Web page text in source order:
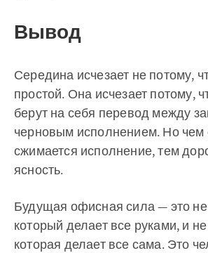
Вывод
Середина исчезает не потому,
простой. Она исчезает потому,
берут на себя перевод между
черновым исполнением. Но чем
сжимается исполнение, тем
ясность.
Будущая офисная сила — это не
который делает все руками, и
которая делает все сама. Это